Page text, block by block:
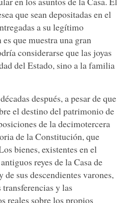
que sean depositadas en el
a su legítimo
que muestra una gran
considerarse que las joyas
del Estado, sino a la familia
después, a pesar de que
el destino del patrimonio de
de la decimotercera
de la Constitución, que
bienes, existentes en el
reyes de la Casa de
de sus descendientes varones,
y las
reales sobre los propios